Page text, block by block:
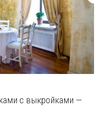
с выкройками —